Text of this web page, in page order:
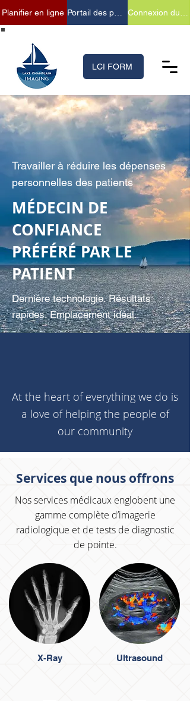
Planifier en ligne
LCI FORM
Travailler à réduire les dépenses
personnelles des patients
​MÉDECIN DE
CONFIANCE
PRÉFÉRÉ PAR LE
PATIENT
Dernière technologie. Résultats
rapides. Emplacement idéal.
At the heart of everything we do is
a love of helping the people of
our community
Services que nous offrons
​Nos services médicaux englobent une
gamme complète d’imagerie
radiologique et de tests de diagnostic
de pointe.
X-Ray Ultrasound